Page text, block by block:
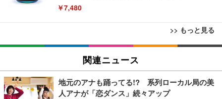
￥7,480
>> もっと見る
[EdoErgo] オフィスチェア 椅子 テレワーク 疲れな
い 跳ね上げ式アームレスト コンパクト 約105度ロッ
キング pc 事務椅子 360度回転 座面昇降 強化ナイロ
(黒網+黒枠+黒足)
￥5,699
EIZO ビジネス向けプレミアムモニター | FlexScan
EV3240X-WT | 31.5型4K UHD・USB Type-C・ホワ
￥105,595
Amazonベーシック ペットシーツ 薄型 レギュラー 1
回使い捨て 無香料 ホワイト 300枚
￥3,373
関連ニュース
地元のアナも踊ってる!? 系列ローカル局の美
人アナが「恋ダンス」続々アップ